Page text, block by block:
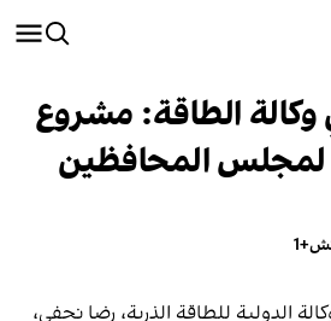
وكالة الطاقة: مشروع
لمجلس المحافظين
الدولية للطاقة الذرية، رضا نجفي،